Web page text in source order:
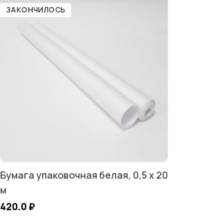
ЗАКОНЧИЛОСЬ
Бумага упаковочная белая, 0,5 х 20
м
420.0₽